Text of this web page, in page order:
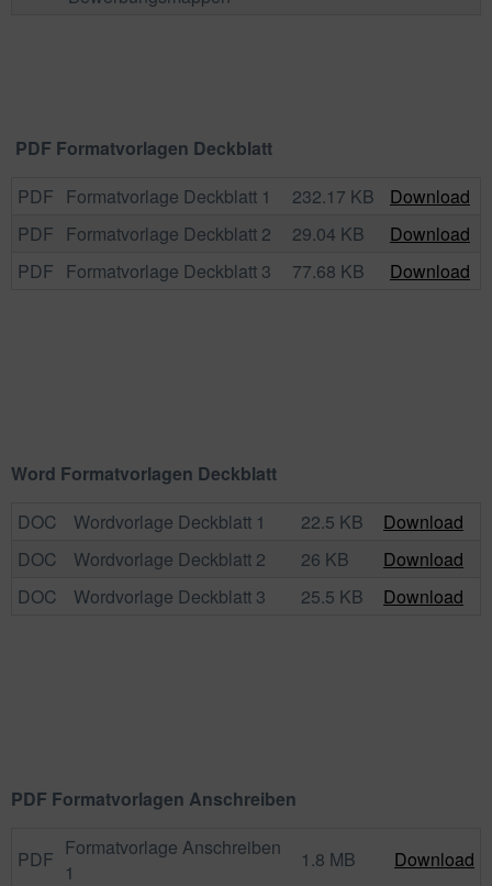
PDF Formatvorlagen Deckblatt
PDF Formatvorlage Deckblatt 1 232.17 KB
Download
PDF Formatvorlage Deckblatt 2 29.04 KB
Download
PDF Formatvorlage Deckblatt 3 77.68 KB Download
Word Formatvorlagen Deckblatt
DOC
Wordvorlage Deckblatt 1 22.5 KB
Download
DOC
Wordvorlage Deckblatt 2 26 KB
Download
DOC
Wordvorlage Deckblatt 3 25.5 KB Download
PDF Formatvorlagen Anschreiben
PDF Formatvorlage Anschreiben
1
1.8 MB Download